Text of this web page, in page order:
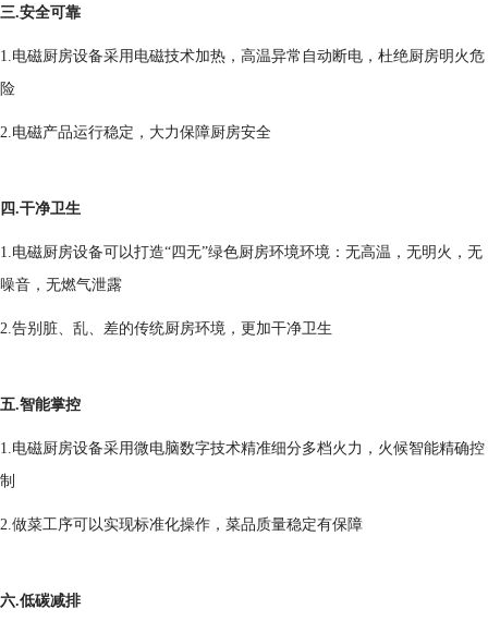
三.安全可靠
1.电磁厨房设备采用电磁技术加热，高温异常自动断电，杜绝厨房明火危
险
2.电磁产品运行稳定，大力保障厨房安全
四.干净卫生
1.电磁厨房设备可以打造“四无”绿色厨房环境环境：无高温，无明火，无
噪音，无燃气泄露
2.告别脏、乱、差的传统厨房环境，更加干净卫生
五.智能掌控
1.电磁厨房设备采用微电脑数字技术精准细分多档火力，火候智能精确控
制
2.做菜工序可以实现标准化操作，菜品质量稳定有保障
六.低碳减排